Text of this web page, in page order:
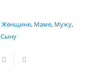
Женщине, Маме, Мужу,
Сыну